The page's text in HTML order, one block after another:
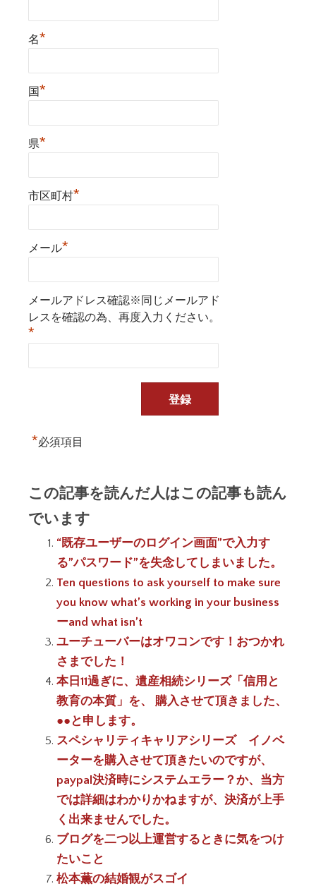
名*
国*
県*
市区町村*
メール*
メールアドレス確認※同じメールアド
レスを確認の為、再度入力ください。
*
*必須項目
この記事を読んだ人はこの記事も読ん
でいます
“既存ユーザーのログイン画面”で入力す
る”パスワード”を失念してしまいました。
Ten questions to ask yourself to make sure
you know what’s working in your business
ーand what isn’t
ユーチューバーはオワコンです！おつかれ
さまでした！
本日11過ぎに、遺産相続シリーズ「信用と
教育の本質」を、 購入させて頂きました、
●●と申します。
スペシャリティキャリアシリーズ イノベ
ーターを購入させて頂きたいのですが、
paypal決済時にシステムエラー？か、当方
では詳細はわかりかねますが、決済が上手
く出来ませんでした。
ブログを二つ以上運営するときに気をつけ
たいこと
松本薫の結婚観がスゴイ